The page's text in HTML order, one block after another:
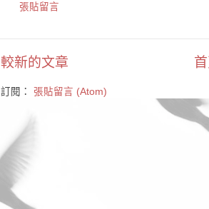
張貼留言
較新的文章
訂閱： 張貼留言 (Atom)